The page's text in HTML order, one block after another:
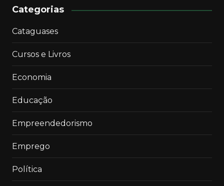
Categorias
Cataguases
Cursos e Livros
Economia
Educação
Empreendedorismo
Emprego
Política